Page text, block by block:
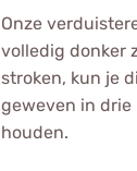
Onze
volledig donker
stroken, kun je
geweven in
houden.